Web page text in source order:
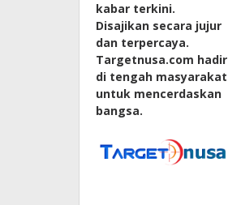
kabar terkini.
Disajikan secara jujur
dan terpercaya.
Targetnusa.com hadir
di tengah masyarakat
untuk mencerdaskan
bangsa.